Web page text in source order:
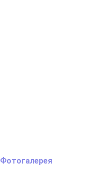
Фотогалерея